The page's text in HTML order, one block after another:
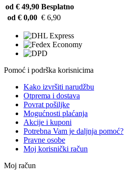
od € 49,90 Besplatno
od € 0,00 € 6,90
Pomoć i podrška korisnicima
Kako izvršiti narudžbu
Otprema i dostava
Povrat pošiljke
Mogućnosti plaćanja
Akcije i kuponi
Potrebna Vam je daljnja pomoć?
Pravne osobe
Moj korisnički račun
Moj račun